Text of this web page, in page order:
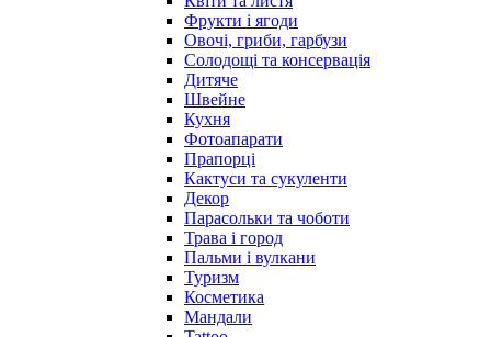
Фрукти і ягоди
Овочі, гриби, гарбузи
Солодощі та консервація
Дитяче
Швейне
Кухня
Фотоапарати
Прапорці
Кактуси та сукуленти
Декор
Парасольки та чоботи
Трава і город
Пальми і вулкани
Туризм
Косметика
Мандали